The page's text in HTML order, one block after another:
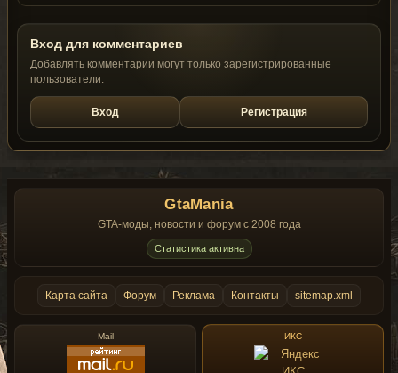
Вход для комментариев
Добавлять комментарии могут только зарегистрированные
пользователи.
Вход Регистрация
GtaMania
GTA-моды, новости и форум с 2008 года
Статистика активна
Карта сайта Форум Реклама Контакты sitemap.xml
Mail ИКС